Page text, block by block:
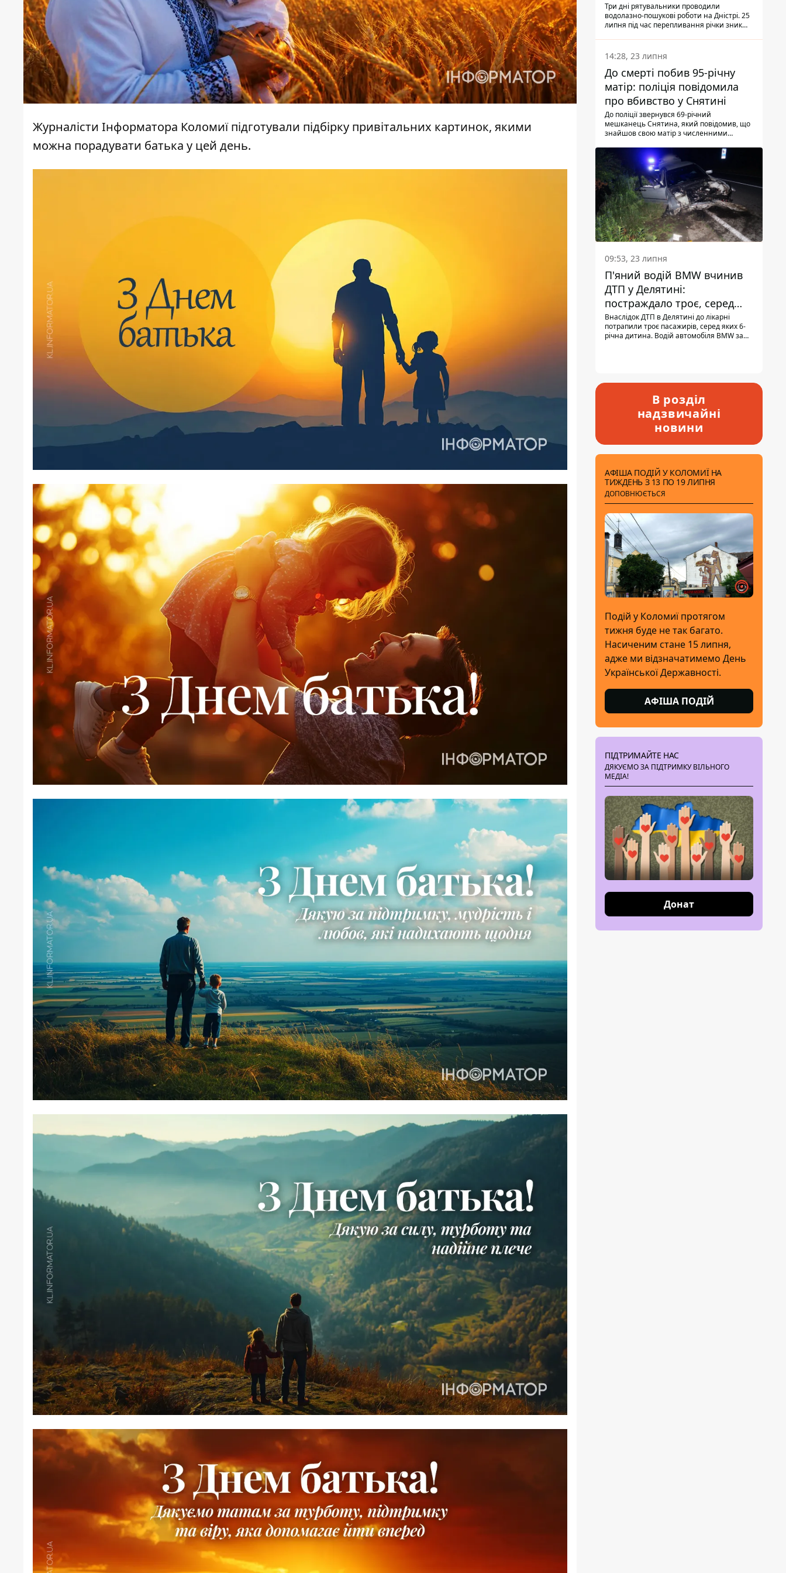
Журналісти Інформатора Коломиїпідготували підбірку привітальних картинок, якими
можна порадувати батька у цей день.
Три дні рятувальники проводили
водолазно-пошукові роботи на Дністрі. 25
липня під час перепливання річки зник
виявили тіло.
14:28, 23 липня
До смерті побив 95-річну
матір: поліція повідомила
про вбивство у Снятині
До поліції звернувся 69-річний
мешканець Снятина, який повідомив, що
знайшов свою матір з численними
з'ясували правоохоронці, ці травми жінці
наніс її син.
09:53, 23 липня
П'яний водій BMW вчинив
ДТП у Делятині:
постраждало троє, серед
них - дитина
Внаслідок ДТП в Делятині до лікарні
потрапили троє пасажирів, серед яких 6-
річна дитина. Водій автомобіля BMW за
В розділ
надзвичайні
новини
АФІША ПОДІЙ У КОЛОМИЇ НА
ТИЖДЕНЬ З 13 ПО 19 ЛИПНЯ
ДОПОВНЮЄТЬСЯ
Подій у Коломиї протягом
тижня буде не так багато.
Насиченим стане 15 липня,
адже ми відзначатимемо День
Української Державності.
АФІША ПОДІЙ
ПІДТРИМАЙТЕ НАС
ДЯКУЄМО ЗА ПІДТРИМКУ ВІЛЬНОГО
МЕДІА!
Донат